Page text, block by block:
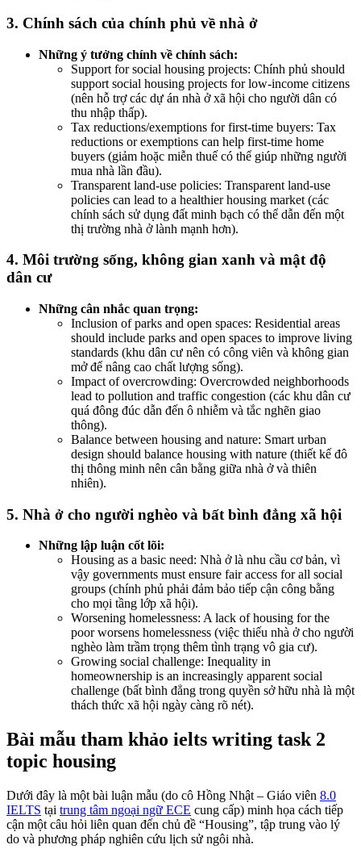
3. Chính sách của chính phủ về nhà ở
Những ý tưởng chính về chính sách:
Support for social housing projects: Chính phủ should
support social housing projects for low-income citizens
(nên hỗ trợ các dự án nhà ở xã hội cho người dân có
thu nhập thấp).
Tax reductions/exemptions for first-time buyers: Tax
reductions or exemptions can help first-time home
buyers (giảm hoặc miễn thuế có thể giúp những người
mua nhà lần đầu).
Transparent land-use policies: Transparent land-use
policies can lead to a healthier housing market (các
chính sách sử dụng đất minh bạch có thể dẫn đến một
thị trường nhà ở lành mạnh hơn).
4. Môi trường sống, không gian xanh và mật độ
dân cư
Những cân nhắc quan trọng:
Inclusion of parks and open spaces: Residential areas
should include parks and open spaces to improve living
standards (khu dân cư nên có công viên và không gian
mở để nâng cao chất lượng sống).
Impact of overcrowding: Overcrowded neighborhoods
lead to pollution and traffic congestion (các khu dân cư
quá đông đúc dẫn đến ô nhiễm và tắc nghẽn giao
thông).
Balance between housing and nature: Smart urban
design should balance housing with nature (thiết kế đô
thị thông minh nên cân bằng giữa nhà ở và thiên
nhiên).
5. Nhà ở cho người nghèo và bất bình đẳng xã hội
Những lập luận cốt lõi:
Housing as a basic need: Nhà ở là nhu cầu cơ bản, vì
vậy governments must ensure fair access for all social
groups (chính phủ phải đảm bảo tiếp cận công bằng
cho mọi tầng lớp xã hội).
Worsening homelessness: A lack of housing for the
poor worsens homelessness (việc thiếu nhà ở cho người
nghèo làm trầm trọng thêm tình trạng vô gia cư).
Growing social challenge: Inequality in
homeownership is an increasingly apparent social
challenge (bất bình đẳng trong quyền sở hữu nhà là một
thách thức xã hội ngày càng rõ nét).
Bài mẫu tham khảo ielts writing task 2
topic housing
Dưới đây là một bài luận mẫu (do cô Hồng Nhật – Giáo viên 8.0
IELTS tại trung tâm ngoại ngữ ECE cung cấp) minh họa cách tiếp
cận một câu hỏi liên quan đến chủ đề “Housing”, tập trung vào lý
do và phương pháp nghiên cứu lịch sử ngôi nhà.